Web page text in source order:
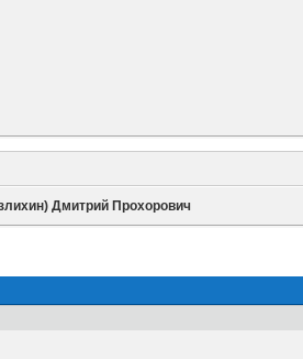
Дмитрий Прохорович